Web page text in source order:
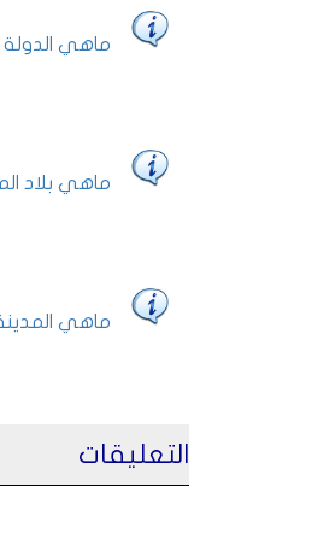
ماهي الدولة
ماهي بلاد
ماهي
التعليقات